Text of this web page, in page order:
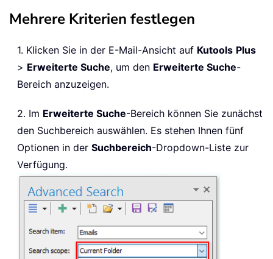
Mehrere Kriterien festlegen
1. Klicken Sie in der E-Mail-Ansicht auf Kutools Plus
> Erweiterte Suche, um den Erweiterte Suche-
Bereich anzuzeigen.
2. Im Erweiterte Suche-Bereich können Sie zunächst
den Suchbereich auswählen. Es stehen Ihnen fünf
Optionen in der Suchbereich-Dropdown-Liste zur
Verfügung.